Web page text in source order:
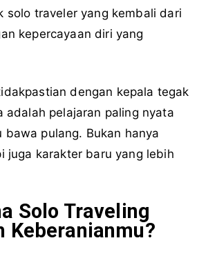
solo traveler yang kembali dari
kepercayaan diri yang
dengan kepala tegak
adalah pelajaran paling nyata
bawa pulang. Bukan hanya
juga karakter baru yang lebih
Solo Traveling
Keberanianmu?